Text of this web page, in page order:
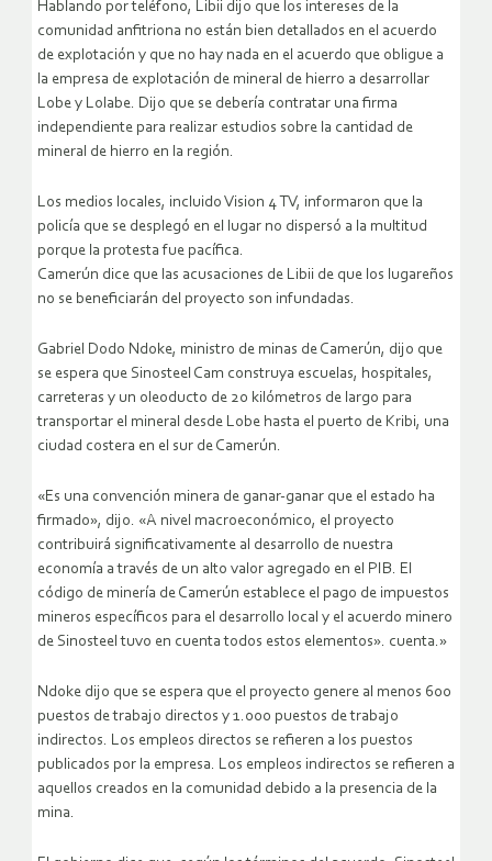
Hablando por teléfono, Libii dijo que los intereses de la
comunidad anfitriona no están bien detallados en el acuerdo
de explotación y que no hay nada en el acuerdo que obligue a
la empresa de explotación de mineral de hierro a desarrollar
Lobe y Lolabe. Dijo que se debería contratar una firma
independiente para realizar estudios sobre la cantidad de
mineral de hierro en la región.
Los medios locales, incluido Vision 4 TV, informaron que la
policía que se desplegó en el lugar no dispersó a la multitud
porque la protesta fue pacífica.
Camerún dice que las acusaciones de Libii de que los lugareños
no se beneficiarán del proyecto son infundadas.
Gabriel Dodo Ndoke, ministro de minas de Camerún, dijo que
se espera que Sinosteel Cam construya escuelas, hospitales,
carreteras y un oleoducto de 20 kilómetros de largo para
transportar el mineral desde Lobe hasta el puerto de Kribi, una
ciudad costera en el sur de Camerún.
«Es una convención minera de ganar-ganar que el estado ha
firmado», dijo. «A nivel macroeconómico, el proyecto
contribuirá significativamente al desarrollo de nuestra
economía a través de un alto valor agregado en el PIB. El
código de minería de Camerún establece el pago de impuestos
mineros específicos para el desarrollo local y el acuerdo minero
de Sinosteel tuvo en cuenta todos estos elementos». cuenta.»
Ndoke dijo que se espera que el proyecto genere al menos 600
puestos de trabajo directos y 1.000 puestos de trabajo
indirectos. Los empleos directos se refieren a los puestos
publicados por la empresa. Los empleos indirectos se refieren a
aquellos creados en la comunidad debido a la presencia de la
mina.